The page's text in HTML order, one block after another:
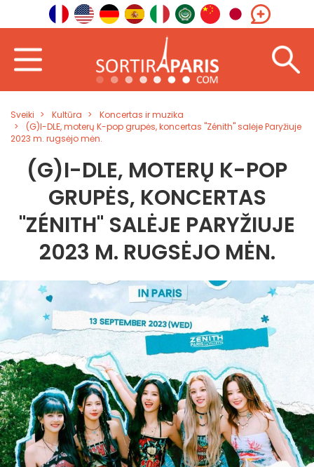
Sveiki Kultūra
Koncertas ir muzika
(G)I-DLE, moterų K-pop grupės, koncertas "Zénith" salėje Paryžiuje
2023 m. rugsėjo mėn.
(G)I-DLE, MOTERŲ K-POP
GRUPĖS, KONCERTAS
"ZÉNITH" SALĖJE PARYŽIUJE
2023 M. RUGSĖJO MĖN.